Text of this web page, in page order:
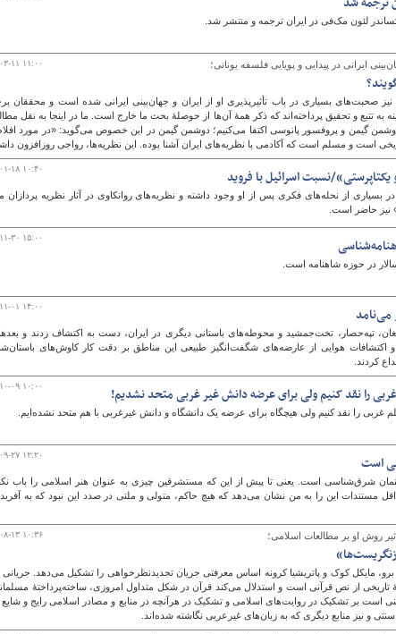
لئون مک‌فی در ایران ترجمه و منتشر شد.
۱۳۹۸-۰۳- ایرانی در پیدایی و پویایی فلسفه یونانی؛
صحبت‌های بسیاری در باب تأثیرپذیری او از ایران و جهان‌بینی ایرانی شده است و محققان
به تتبع و تحقیق پرداخته‌اند که ذکر همۀ آن‌ها از حوصلۀ بحث ما خارج است. ما در اینجا به نقل
گیمن و پروفسور پانوسی اکتفا می‌کنیم؛ دوشمن گیمن در این خصوص می‌گوید: «در مورد
است و مسلم است که آکادمی با نظریه‌های ایران آشنا بوده. این نظریه‌ها، رواجی روزافزون
۱۳۹۸-۰۱- نسبت اسرائیل با فروید
بسیاری از نحله‌های فکری پس از او وجود داشته و نظریه‌های روانکاوی در آثار نظریه پردازان
نیز حاضر است.
۱۳۹۷-۱۱-
در حوزه شاهنامه است.
۱۳۹۷-۱۱- می‌نامد
تپه‌حصار، تخت‌جمشید و محوطه‌های باستانی دیگری در ایران، دست به اکتشاف زدند و
و اکتشافات هوایی از عارضه‌های شگفت‌انگیز طبیعی این مناطق بر دقت کار کاوش‌های
کردند.
۱۳۹۷-۱۰- را نقد کنیم ولی برای عرضه دانش غیر غربی متحد نشدیم!
غربی را نقد کنیم ولی هیچگاه برای عرضه یک دانشگاه و دانش غیرغربی با هم متحد نشده‌ایم.
۱۳۹۷-۰۹- است
شرق‌شناسی است. یعنی تا پیش از این که مستشرقین چیزی به عنوان هنر اسلامی را باب
مستندات این را به من نشان می‌دهد که هیچ حاکم، متولی و ملتی در صدد این نبود که به
۱۳۹۷-۰۸-۱۳ روش او بر مطالعات اسلامی؛
مایکل کوک و پاتریشیا کرونه اساس معرفتی جریان تجدیدنظرخواهی را تشکیل می‌دهد. جریانی
تاریخی از نص قرآنی است و استدلال می‌کند قرآن در شکل متداول امروزی، ساخته‌پرداختۀ
است بر تشکیک در روایت‌های اسلامی و تشکیک در هرآنچه در منابع و مصادر اسلامی رایج و
و نیز منابع دیگری که به زبان‌های غیرعربی نگاشته شده‌اند.